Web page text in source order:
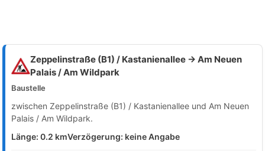
Zeppelinstraße (B1) / Kastanienallee → Am Neuen
Palais / Am Wildpark
Baustelle
zwischen Zeppelinstraße (B1) / Kastanienallee und Am Neuen
Palais / Am Wildpark.
Länge: 0.2 kmVerzögerung: keine Angabe